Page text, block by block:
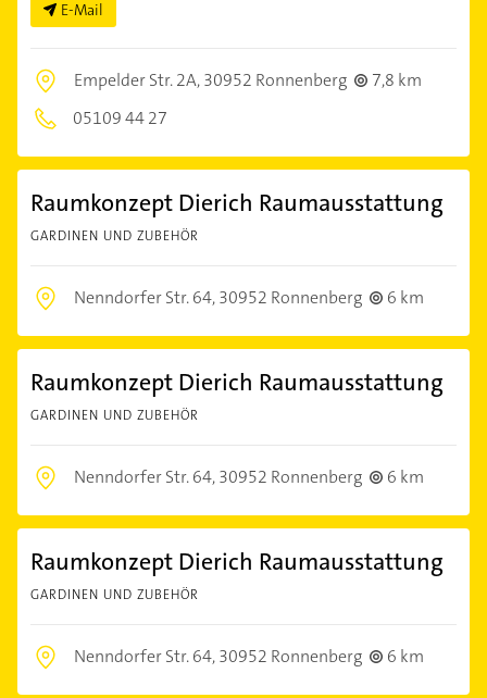
E-Mail
Empelder Str. 2A,30952 Ronnenberg
7,8 km
05109 44 27
Raumkonzept Dierich Raumausstattung
GARDINEN UND ZUBEHÖR
Nenndorfer Str. 64,30952 Ronnenberg 6 km
Raumkonzept Dierich Raumausstattung
GARDINEN UND ZUBEHÖR
Nenndorfer Str. 64,30952 Ronnenberg 6 km
Raumkonzept Dierich Raumausstattung
GARDINEN UND ZUBEHÖR
Nenndorfer Str. 64,30952 Ronnenberg 6 km